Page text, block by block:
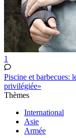
1
Piscine et barbecues:
privilégiée»
Thèmes
International
Asie
Armée